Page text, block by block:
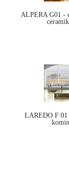
ALPERA G01 -
LAREDO F 01